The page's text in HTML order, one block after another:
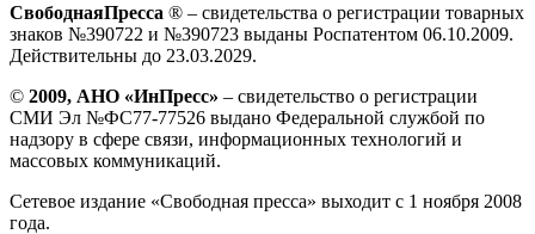
СвободнаяПресса ® – свидетельства о регистрации товарных
знаков №390722 и №390723 выданы Роспатентом 06.10.2009.
Действительны до 23.03.2029.
© 2009, АНО «ИнПресс» – свидетельство о регистрации
СМИ Эл №ФС77-77526 выдано Федеральной службой по
надзору в сфере связи, информационных технологий и
массовых коммуникаций.
Сетевое издание «Свободная пресса» выходит с 1 ноября 2008
года.